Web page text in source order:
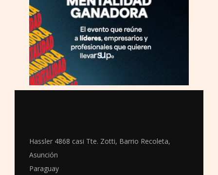
Hassler 4868 casi Tte. Zotti, Barrio Recoleta,
Asunción
Paraguay